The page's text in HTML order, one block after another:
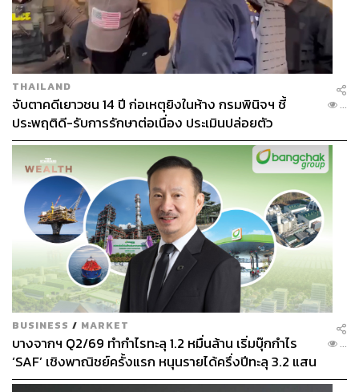
THAILAND
จับตาคดีเยาวชน 14 ปี ก่อเหตุยิงในห้าง กรมพินิจฯ ชี้
ประพฤติดี-รับการรักษาต่อเนื่อง ประเมินปล่อยตัว
...
BUSINESS / MARKET
บางจากฯ Q2/69 ทำกำไรทะลุ 1.2 หมื่นล้าน เริ่มบุ๊กกำไร
‘SAF’ เชิงพาณิชย์ครั้งแรก หนุนรายได้ครึ่งปีทะลุ 3.2 แสน
ล้าน
...